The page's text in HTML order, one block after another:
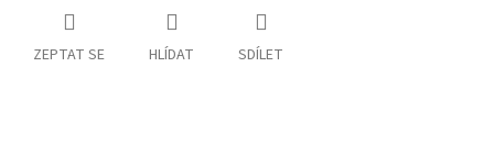
ZEPTAT SE HLÍDAT SDÍLET